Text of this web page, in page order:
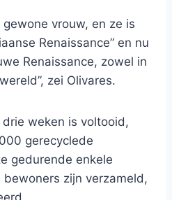
gewone vrouw, en ze is
Renaissance” en nu
Renaissance, zowel in
zei Olivares.
weken is voltooid,
gerecyclede
gedurende enkele
zijn verzameld,